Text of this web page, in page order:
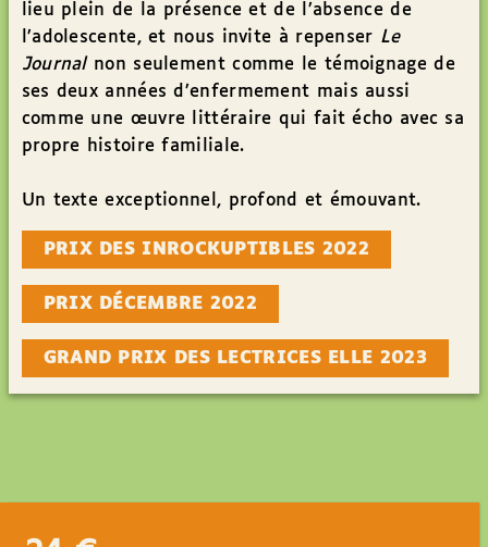
lieu plein de la présence et de l’absence de
l’adolescente, et nous invite à repenser Le
Journalnon seulement comme le témoignage de
ses deux années d’enfermement mais aussi
comme une œuvre littéraire qui fait écho avec sa
propre histoire familiale.
Un texte exceptionnel, profond et émouvant.
PRIX DES INROCKUPTIBLES 2022
PRIX DÉCEMBRE 2022
GRAND PRIX DES LECTRICES ELLE 2023